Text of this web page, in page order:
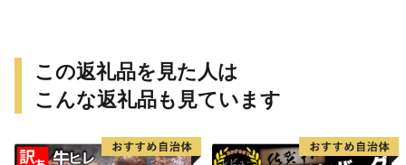
この返礼品を見た人は
こんな返礼品も見ています